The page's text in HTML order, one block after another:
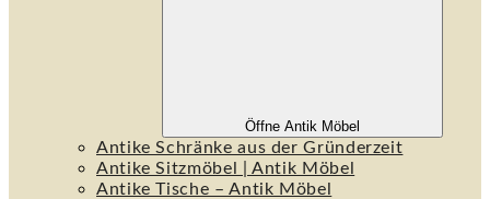
Öffne Antik Möbel
Antike Schränke aus der Gründerzeit
Antike Sitzmöbel | Antik Möbel
Antike Tische – Antik Möbel